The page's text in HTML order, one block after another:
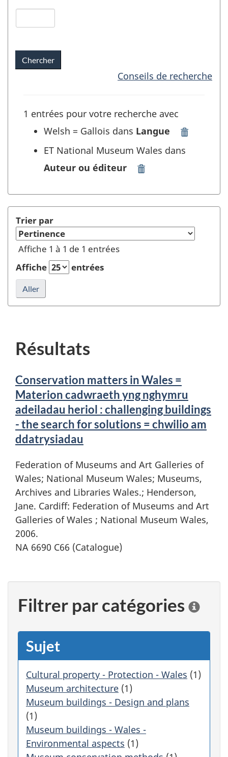
pour
champs
2
Date
Conseils de recherche
1 entrées pour votre recherche avec
Welsh = Gallois dans Langue
la
recherche
ET National Museum Wales dans
Auteur ou éditeur
Museum
Wales"
Auteur
ou
Trier par
Affiche 1 à 1 de 1 entrées
Affiche
entrées
Résultats
Conservation matters in Wales =
Materion cadwraeth yng nghymru
adeiladau heriol : challenging buildings
- the search for solutions = chwilio am
ddatrysiadau
Federation of Museums and Art Galleries of
Wales; National Museum Wales; Museums,
Archives and Libraries Wales.; Henderson,
Jane. Cardiff: Federation of Museums and Art
Galleries of Wales ; National Museum Wales,
2006.
NA 6690 C66 (Catalogue)
Filtrer par catégories
i
e
r
Sujet
Cultural property - Protection - Wales (1)
Museum architecture (1)
Museum buildings - Design and plans
(1)
Museum buildings - Wales -
Environmental aspects (1)